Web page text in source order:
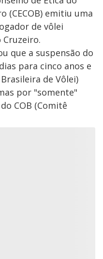
(CECOB) emitiu uma
de vôlei
Cruzeiro.
que a suspensão do
para cinco anos e
de Vôlei)
por "somente"
COB (Comitê